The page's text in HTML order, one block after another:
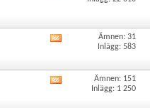
forumets
Ämnen: 31
Inlägg: 583
Ämnen: 151
Inlägg: 1 250